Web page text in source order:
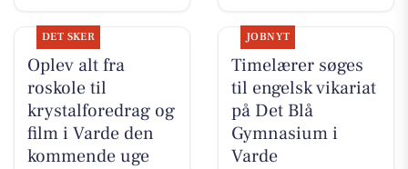
DET SKER
Oplev alt fra
roskole til
krystalforedrag og
film i Varde den
kommende uge
JOBNYT
Timelærer søges
til engelsk vikariat
på Det Blå
Gymnasium i
Varde